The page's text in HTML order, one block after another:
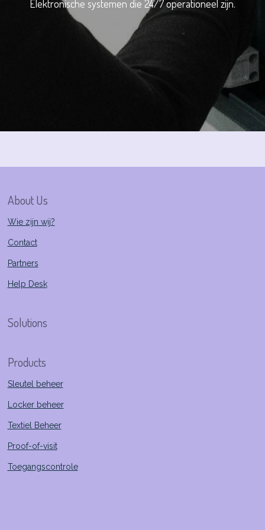
Elektronische systemen die 24/7 operationeel zijn.
About Us
Wie zijn wij?
Contact
Partners
Help Desk
Solutions
Products
Sleutel beheer
Locker beheer
Textiel Beheer
Proof-of-visit
Toegangscontrole